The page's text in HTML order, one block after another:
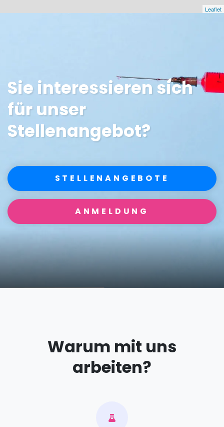
Leaflet
Sie interessieren sich
für unser
Stellenangebot?
STELLENANGEBOTE
ANMELDUNG
Warum mit uns
arbeiten?